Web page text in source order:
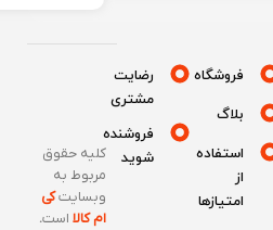
فروشگاه
بلاگ
استفاده
امتیازها
رضایت
مشتری
فروشنده
شوید
کلیه حقوق
مربوط به
وبسایتکی
ام کالااست.